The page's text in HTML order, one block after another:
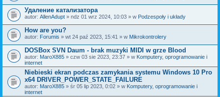
Удаление катализатора
autor: AllenAdupt » ndz 01 wrz 2024, 10:03 » w Podzespoły i układy
How are you?
autor: Forumis » wt 24 paź 2023, 15:41 » w Mikrokontrolery
DOSBox SVN Daum - brak muzyki MIDI w grze Blood
autor: MaroX885 » czw 03 sie 2023, 23:37 » w Komputery, oprogramowanie i
internet
Niebieski ekran podczas zamykania systemu Windows 10 Pro
x64 DRIVER_POWER_STATE_FAILURE
autor: MaroX885 » śr 05 lip 2023, 0:02 » w Komputery, oprogramowanie i
internet